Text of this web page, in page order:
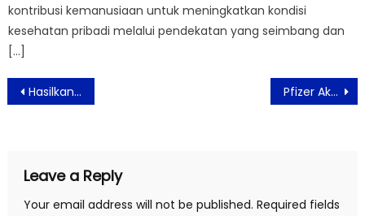
kontribusi kemanusiaan untuk meningkatkan kondisi
kesehatan pribadi melalui pendekatan yang seimbang dan
[…]
Post
navigation
Hasilkan Pendapatan Tambahan dengan Google AdSense Pfizer Akan Ajukan Izin Untuk Darurat Covid Anak Dibawah 5 Tahun
Leave a Reply
Your email address will not be published. Required fields